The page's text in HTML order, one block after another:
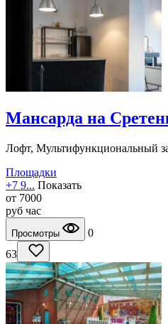
Мансарда на
Лофт, Мультифункциональный
Площадки
+7 9... Показать
от 7000
руб час
Просмотры
0
63